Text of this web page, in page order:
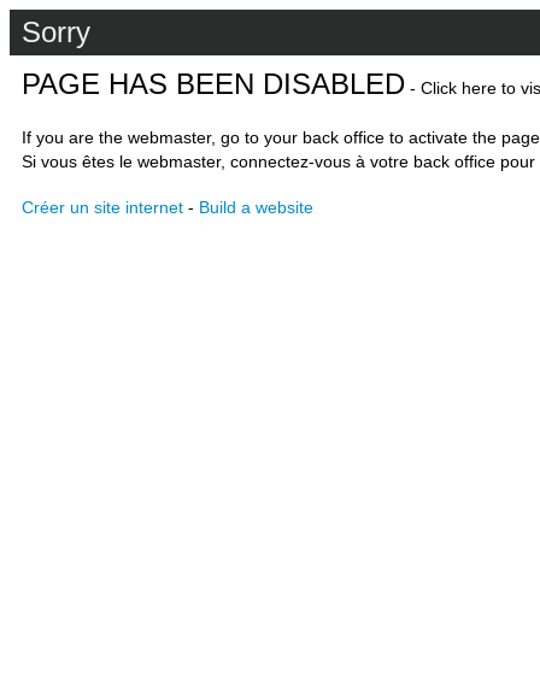
Sorry
PAGE HAS BEEN DISABLED - Click here to
If you are the webmaster, go to your back office to activate the
Si vous êtes le webmaster, connectez-vous à votre back office
Créer un site internet - Build a website